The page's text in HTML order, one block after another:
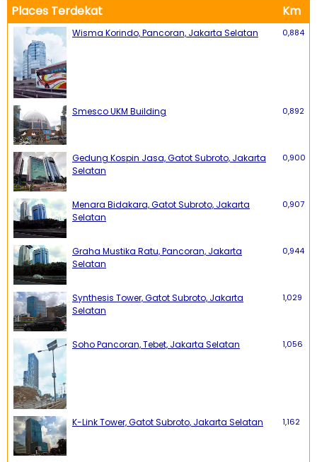
Places Terdekat Km
Wisma Korindo, Pancoran, Jakarta Selatan 0,884
Smesco UKM Building 0,892
Gedung Kospin Jasa, Gatot Subroto, Jakarta
Selatan
0,900
Menara Bidakara, Gatot Subroto, Jakarta
Selatan
0,907
Graha Mustika Ratu, Pancoran, Jakarta
Selatan
0,944
Synthesis Tower, Gatot Subroto, Jakarta
Selatan
1,029
Soho Pancoran, Tebet, Jakarta Selatan 1,056
K-Link Tower, Gatot Subroto, Jakarta Selatan 1,162